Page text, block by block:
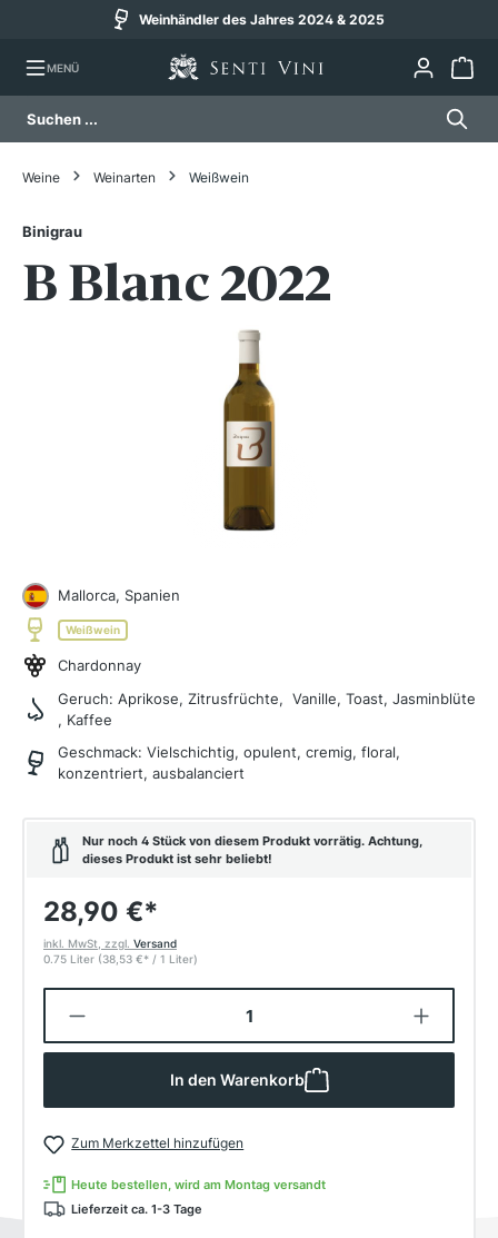
Weinhändler des Jahres 2024 & 2025
MENÜ
Bildergalerie überspringen
Weine Weinarten Weißwein
Binigrau
B Blanc 2022
Mallorca, Spanien
Weißwein
Chardonnay
Geruch: Aprikose, Zitrusfrüchte, Vanille, Toast, Jasminblüte
, Kaffee
Geschmack: Vielschichtig, opulent, cremig, floral,
konzentriert, ausbalanciert
Nur noch 4 Stück von diesem Produkt vorrätig. Achtung,
dieses Produkt ist sehr beliebt!
28,90 €*
inkl. MwSt, zzgl. Versand
0.75 Liter (38,53 €* / 1 Liter)
Produkt Anzahl: Gib den
In den Warenkorb
Zum Merkzettel hinzufügen
Heute bestellen, wird am Montag versandt
Lieferzeit ca. 1-3 Tage